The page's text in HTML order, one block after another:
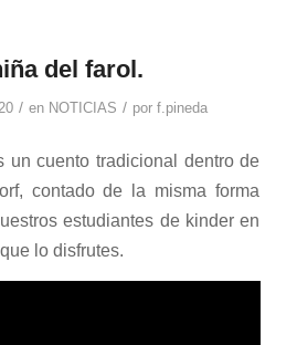
del farol.
/ en NOTICIAS / porf.pineda
un cuento tradicional dentro de
contado de la misma forma
estudiantes de kinder en
lo disfrutes.